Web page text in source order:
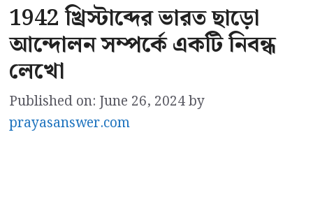
1942 খ্রিস্টাব্দের ভারত ছাড়ো
আন্দোলন সম্পর্কে একটি নিবন্ধ
লেখো
Published on: June 26, 2024by
prayasanswer.com